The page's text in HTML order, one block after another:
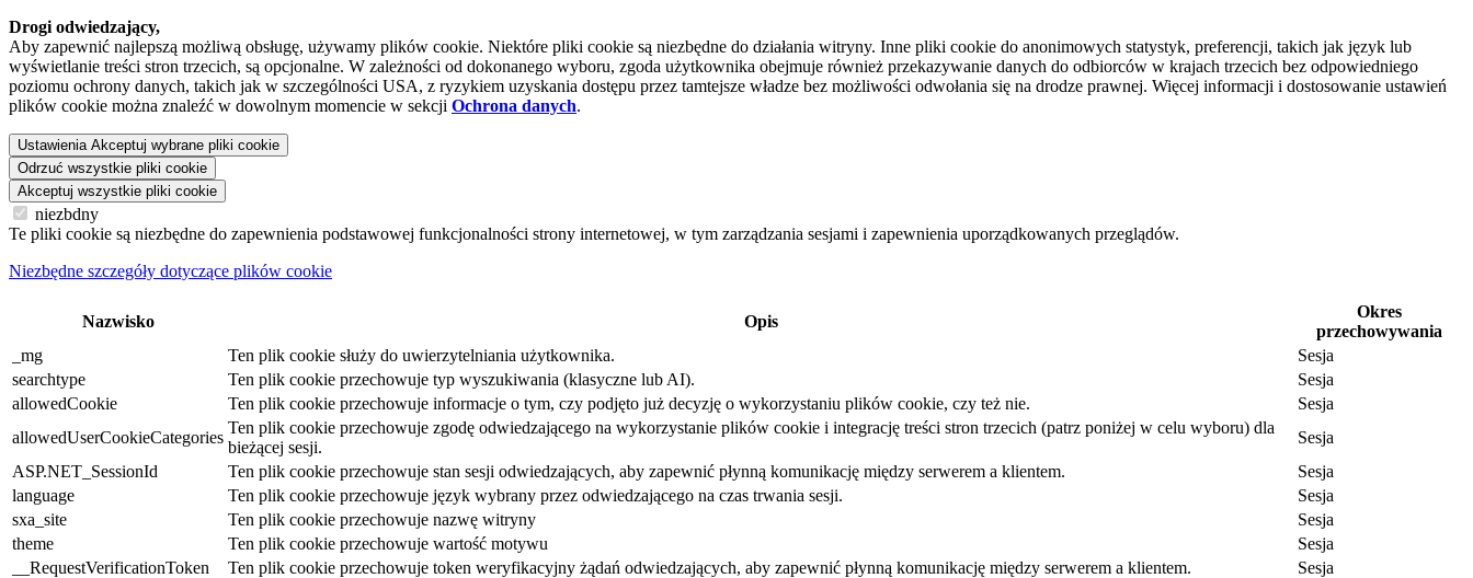
Drogi odwiedzający,
Aby zapewnić najlepszą możliwą obsługę, używamy plików cookie. Niektóre pliki cookie są niezbędne do działania witryny. Inne pliki cookie do anonimowych statystyk, preferencji, takich jak język lub
wyświetlanie treści stron trzecich, są opcjonalne. W zależności od dokonanego wyboru, zgoda użytkownika obejmuje również przekazywanie danych do odbiorców w krajach trzecich bez odpowiedniego
poziomu ochrony danych, takich jak w szczególności USA, z ryzykiem uzyskania dostępu przez tamtejsze władze bez możliwości odwołania się na drodze prawnej. Więcej informacji i dostosowanie ustawień
plików cookie można znaleźć w dowolnym momencie w sekcji Ochrona danych.
Ustawienia Akceptuj wybrane pliki cookie
Odrzuć wszystkie pliki cookie
Akceptuj wszystkie pliki cookie
niezbdny
Te pliki cookie są niezbędne do zapewnienia podstawowej funkcjonalności strony internetowej, w tym zarządzania sesjami i zapewnienia uporządkowanych przeglądów.
Niezbędne szczegóły dotyczące plików cookie
Nazwisko Opis
Okres
przechowywania
_mg
Ten plik cookie służy do uwierzytelniania użytkownika.
Sesja
searchtype
Ten plik cookie przechowuje typ wyszukiwania (klasyczne lub AI).
Sesja
allowedCookie
Ten plik cookie przechowuje informacje o tym, czy podjęto już decyzję o wykorzystaniu plików cookie, czy też nie.
Sesja
allowedUserCookieCategories
Ten plik cookie przechowuje zgodę odwiedzającego na wykorzystanie plików cookie i integrację treści stron trzecich (patrz poniżej w celu wyboru) dla
bieżącej sesji.
Sesja
ASP.NET_SessionId
Ten plik cookie przechowuje stan sesji odwiedzających, aby zapewnić płynną komunikację między serwerem a klientem.
Sesja
language
Ten plik cookie przechowuje język wybrany przez odwiedzającego na czas trwania sesji.
Sesja
sxa_site
Ten plik cookie przechowuje nazwę witryny
Sesja
theme
Ten plik cookie przechowuje wartość motywu
Sesja
__RequestVerificationToken
Ten plik cookie przechowuje token weryfikacyjny żądań odwiedzających, aby zapewnić płynną komunikację między serwerem a klientem.
Sesja